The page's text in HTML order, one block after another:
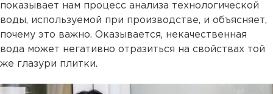
показывает нам процесс анализа технологической
воды, используемой при производстве, и объясняет,
почему это важно. Оказывается, некачественная
вода может негативно отразиться на свойствах той
же глазури плитки.